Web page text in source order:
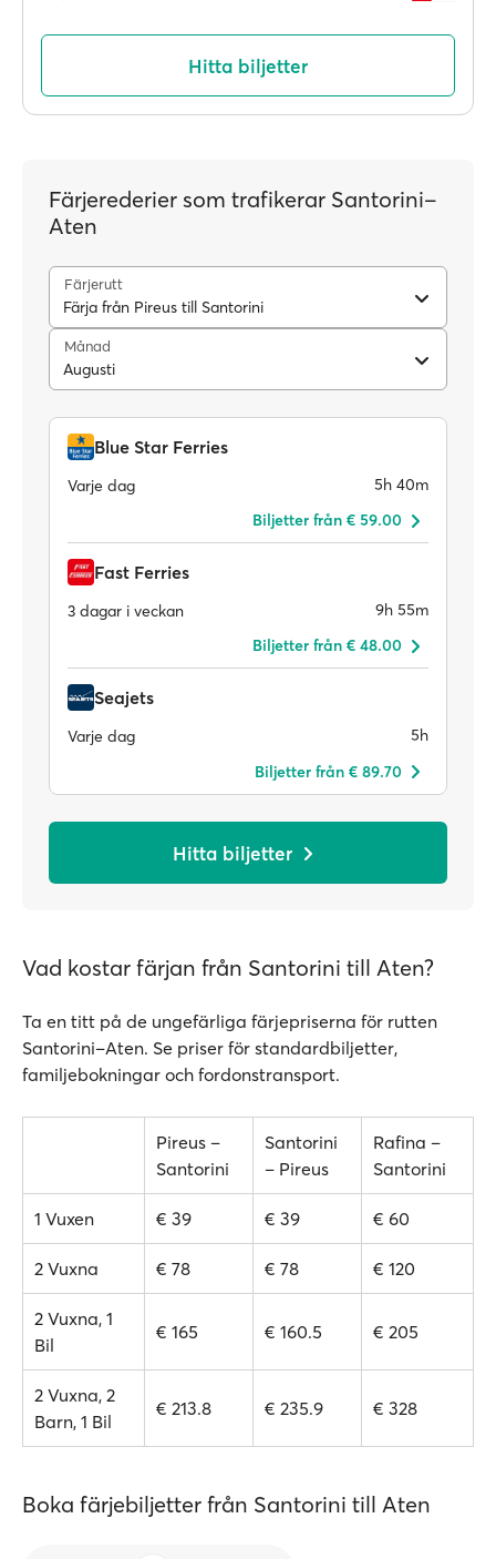
Hitta biljetter
Färjerederier som trafikerar Santorini–
Aten
Färjerutt
Färja från Pireus till Santorini
Månad
Augusti
Blue Star Ferries
Varje dag
5h 40m
Biljetter från € 59.00
Fast Ferries
3 dagar i veckan
9h 55m
Biljetter från € 48.00
Seajets
Varje dag
5h
Biljetter från € 89.70
Hitta biljetter
Vad kostar färjan från Santorini till Aten?
Ta en titt på de ungefärliga färjepriserna för rutten
Santorini–Aten. Se priser för standardbiljetter,
familjebokningar och fordonstransport.
Pireus –
Santorini
Santorini
– Pireus
Rafina –
Santorini
1 Vuxen € 39 € 39 € 60
2 Vuxna € 78 € 78 € 120
2 Vuxna, 1
Bil
€ 165 € 160.5 € 205
2 Vuxna, 2
Barn, 1 Bil
€ 213.8 € 235.9 € 328
Boka färjebiljetter från Santorini till Aten